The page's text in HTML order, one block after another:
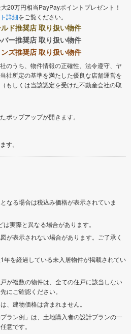
20万円相当PayPayポイントプレゼント！
詳細をご覧ください。
ド推奨店 取り扱い物件
ー推奨店 取り扱い物件
ズ推奨店 取り扱い物件
のうち、物件情報の正確性、法令遵守、ヤ
社所定の基準を満たした優良な店舗運営を
もしくは当該認定を受けた不動産会社の取
ポップアップが開きます。
す。
なる場合は税込み価格が表示されていま
実際と異なる場合があります。
が表示されない場合があります。ご了承く
年を経過している未入居物件が掲載されてい
が複数の物件は、全ての住戸に該当しない
にご確認ください。
、建物価格は含まれません。
ラン例」は、土地購入者の設計プランの一
意です。